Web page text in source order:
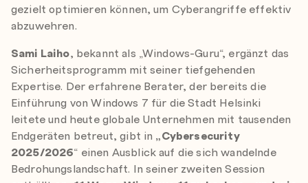
gezielt optimieren können, um Cyberangriffe effektiv
abzuwehren.
Sami Laiho, bekannt als „Windows-Guru“, ergänzt das
Sicherheitsprogramm mit seiner tiefgehenden
Expertise. Der erfahrene Berater, der bereits die
Einführung von Windows 7 für die Stadt Helsinki
leitete und heute globale Unternehmen mit tausenden
Endgeräten betreut, gibt in „Cybersecurity
2025/2026“ einen Ausblick auf die sich wandelnde
Bedrohungslandschaft. In seiner zweiten Session